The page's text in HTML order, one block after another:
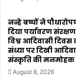
नन्हे बच्चों ने
दिया पर्यावरण
विश्व आदिवासी दिवस
संध्या पर दिखी
संस्कृति की
August 8, 2026